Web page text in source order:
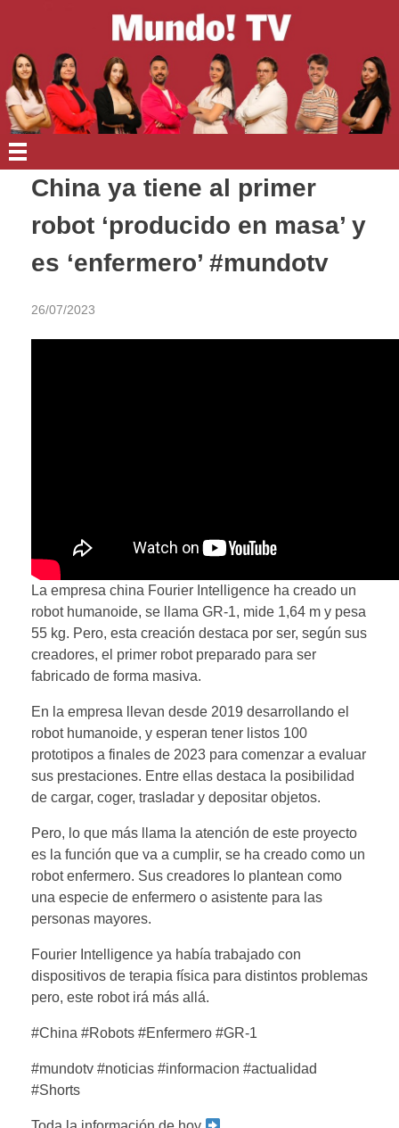
EN PORTADA
China ya tiene al primer
robot ‘producido en masa’ y
es ‘enfermero’ #mundotv
26/07/2023
La empresa china Fourier Intelligence ha creado un
robot humanoide, se llama GR-1, mide 1,64 m y pesa
55 kg. Pero, esta creación destaca por ser, según sus
creadores, el primer robot preparado para ser
fabricado de forma masiva.
En la empresa llevan desde 2019 desarrollando el
robot humanoide, y esperan tener listos 100
prototipos a finales de 2023 para comenzar a evaluar
sus prestaciones. Entre ellas destaca la posibilidad
de cargar, coger, trasladar y depositar objetos.
Pero, lo que más llama la atención de este proyecto
es la función que va a cumplir, se ha creado como un
robot enfermero. Sus creadores lo plantean como
una especie de enfermero o asistente para las
personas mayores.
Fourier Intelligence ya había trabajado con
dispositivos de terapia física para distintos problemas
pero, este robot irá más allá.
#China #Robots #Enfermero #GR-1
#mundotv #noticias #informacion #actualidad
#Shorts